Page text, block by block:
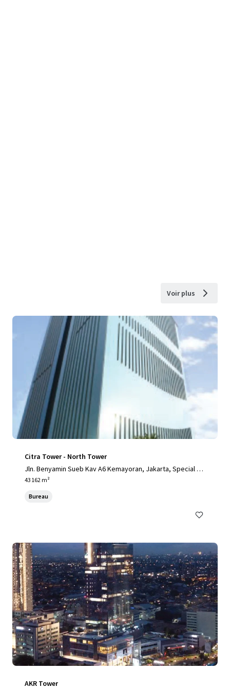
Voir plus
Citra Tower - North Tower
Jln. Benyamin Sueb Kav A6 Kemayoran, Jakarta, Special Ca
pital Region of Jakarta, 14410, ID
43 162 m²
Bureau
AKR Tower